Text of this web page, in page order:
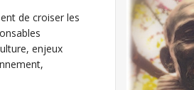
de croiser les
enjeux